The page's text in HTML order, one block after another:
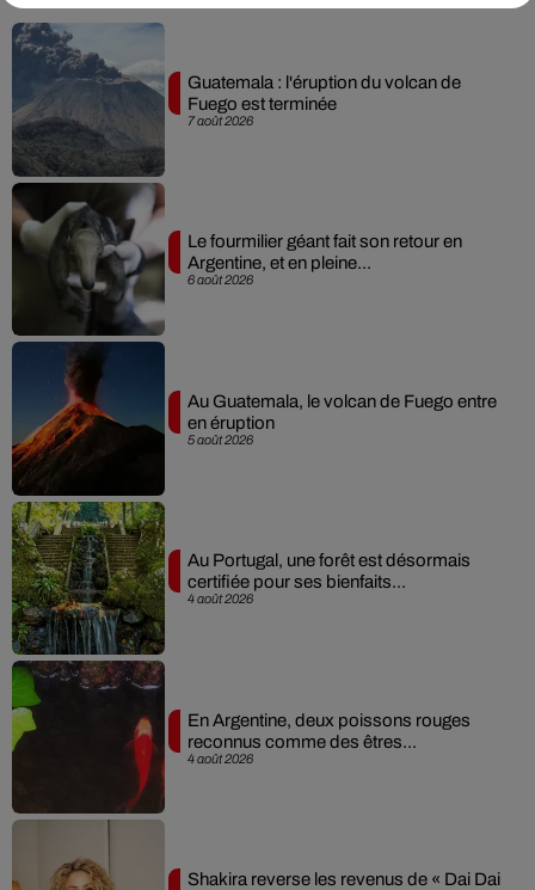
7 août 2026
Guatemala : l'éruption du volcan de
Fuego est terminée
6 août 2026
Le fourmilier géant fait son retour en
Argentine, et en pleine...
5 août 2026
Au Guatemala, le volcan de Fuego entre
en éruption
4 août 2026
Au Portugal, une forêt est désormais
certifiée pour ses bienfaits...
4 août 2026
En Argentine, deux poissons rouges
reconnus comme des êtres...
Shakira reverse les revenus de « Dai Dai